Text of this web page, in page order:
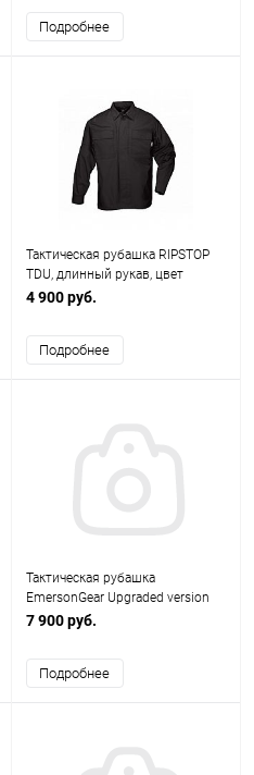
Подробнее
Тактическая рубашка RIPSTOP
TDU, длинный рукав, цвет
BLACK, (размер S)
4 900 руб.
Подробнее
Тактическая рубашка
EmersonGear Upgraded version
G3 Combat Shirt／Muticam-M
7 900 руб.
Подробнее